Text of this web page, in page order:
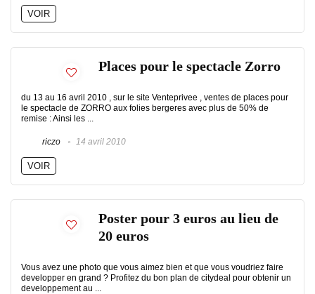
VOIR
Places pour le spectacle Zorro
du 13 au 16 avril 2010 , sur le site Venteprivee , ventes de places pour
le spectacle de ZORRO aux folies bergeres avec plus de 50% de
remise : Ainsi les ...
riczo 14 avril 2010
VOIR
Poster pour 3 euros au lieu de
20 euros
Vous avez une photo que vous aimez bien et que vous voudriez faire
developper en grand ? Profitez du bon plan de citydeal pour obtenir un
developpement au ...